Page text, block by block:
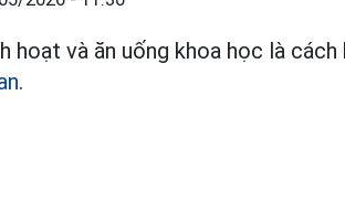
hoạt và ăn uống khoa học là
.